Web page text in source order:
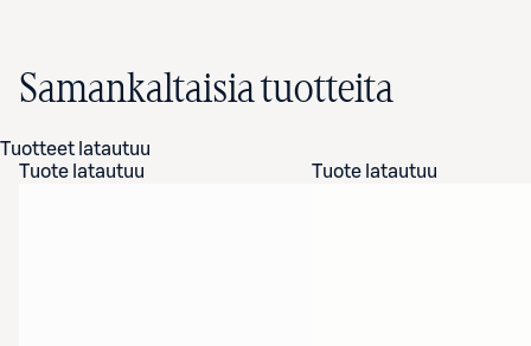
Samankaltaisia tuotteita
Tuotteet latautuu
Tuote latautuu
Tuote latautuu